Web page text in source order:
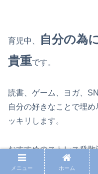
育児中、
自分の為
貴重です。
読書、ゲーム、ヨガ、
自分の好きなことで埋
ッキリします。
おすすめのストレス発散
メニュー ホーム